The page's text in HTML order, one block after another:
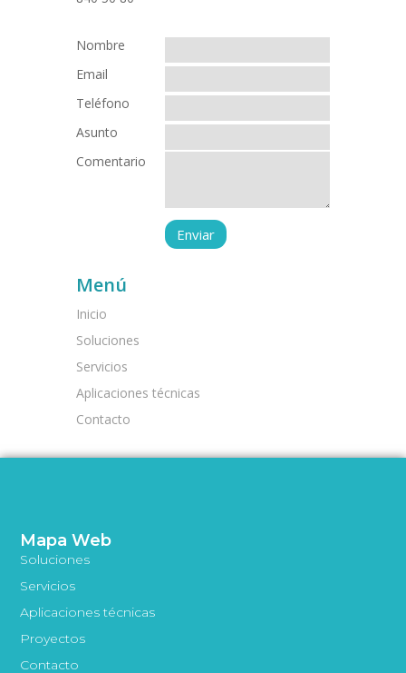
Nombre
Email
Teléfono
Asunto
Comentario
Menú
Inicio
Soluciones
Servicios
Aplicaciones técnicas
Contacto
Mapa Web
Soluciones
Servicios
Aplicaciones técnicas
Proyectos
Contacto